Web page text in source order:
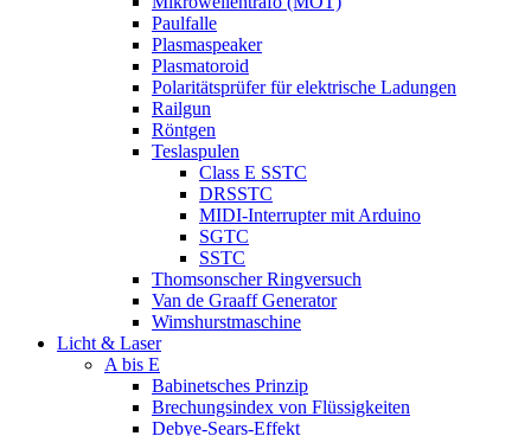
Paulfalle
Plasmaspeaker
Plasmatoroid
Polaritätsprüfer für elektrische Ladungen
Railgun
Röntgen
Teslaspulen
Class E SSTC
DRSSTC
MIDI-Interrupter mit Arduino
SGTC
SSTC
Thomsonscher Ringversuch
Van de Graaff Generator
Wimshurstmaschine
Licht & Laser
A bis E
Babinetsches Prinzip
Brechungsindex von Flüssigkeiten
Debye-Sears-Effekt